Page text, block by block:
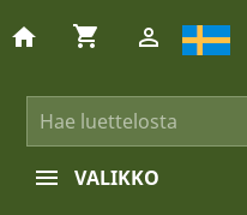
home shopping_cart 
VALIKKO